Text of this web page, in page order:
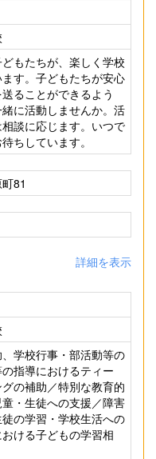
もたちが、楽しく学校
す。子どもたちが安心
ることができるよう
に活動しませんか。活
談に応じます。いつで
ちしています。
81
詳細を表示
学校行事・部活動等の
指導におけるティー
の補助／特別な教育的
・生徒への支援／障害
の学習・学校生活への
ける子どもの学習相